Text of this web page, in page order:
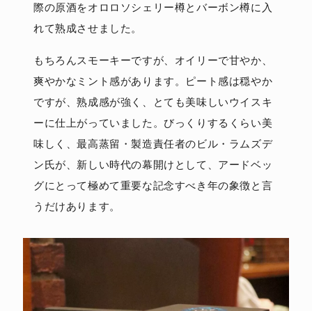
際の原酒をオロロソシェリー樽とバーボン樽に入
れて熟成させました。
もちろんスモーキーですが、オイリーで甘やか、
爽やかなミント感があります。ピート感は穏やか
ですが、熟成感が強く、とても美味しいウイスキ
ーに仕上がっていました。びっくりするくらい美
味しく、最高蒸留・製造責任者のビル・ラムズデ
ン氏が、新しい時代の幕開けとして、アードベッ
グにとって極めて重要な記念すべき年の象徴と言
うだけあります。